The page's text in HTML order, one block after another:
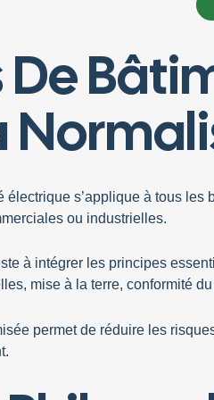
De
électrique s’applique à tous les
ou industrielles.
à intégrer les principes
, mise à la terre,conformité du
permet de réduire les